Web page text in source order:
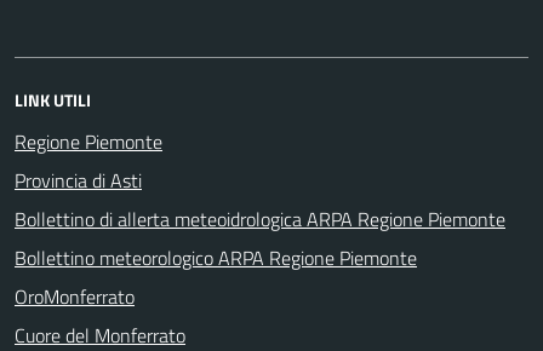
LINK UTILI
Regione Piemonte
Provincia di Asti
Bollettino di allerta meteoidrologica ARPA Regione Piemonte
Bollettino meteorologico ARPA Regione Piemonte
OroMonferrato
Cuore del Monferrato